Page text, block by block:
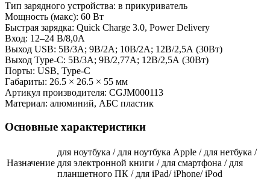
Тип зарядного устройства: в прикуриватель
Мощность (макс): 60 Вт
Быстрая зарядка: Quick Charge 3.0, Power Delivery
Вход: 12–24 В/8,0А
Выход USB: 5В/3А; 9В/2А; 10В/2А; 12В/2,5А (30Вт)
Выход Type-C: 5В/3А; 9В/2,77А; 12В/2,5А (30Вт)
Порты: USB, Type-C
Габариты: 26.5 × 26.5 × 55 мм
Артикул производителя: CGJM000113
Материал: алюминий, АБС пластик
Основные характеристики
Назначение
для ноутбука / для ноутбука Apple / для нетбука /
для электронной книги / для смартфона / для
планшетного ПК / для iPad/ iPhone/ iPod